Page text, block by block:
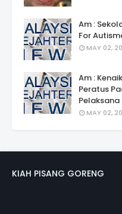
Am :
For
MAY 02,
Am :
Peratus
Pelaksana
MAY 02,
KIAH PISANG GORENG